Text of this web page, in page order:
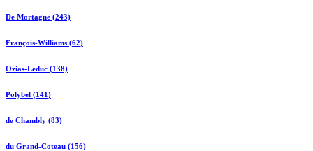
De Mortagne (243)
François-Williams (62)
Ozias-Leduc (138)
Polybel (141)
de Chambly (83)
du Grand-Coteau (156)